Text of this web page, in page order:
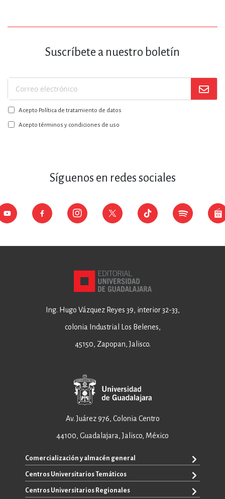
Suscríbete a nuestro boletín
Suscríbase
a
nuestro
boletín:
Acepto Política de tratamiento de datos
Acepto términos y condiciones de uso
Síguenos en redes sociales
Ing. Hugo Vázquez Reyes 39, interior 32-33,
colonia Industrial Los Belenes,
45150, Zapopan, Jalisco.
Av. Juárez 976, Colonia Centro
44100, Guadalajara, Jalisco, México
Comercialización y almacén general
+52 33 3640 6326
+52 33 3640 4595
Centros Universitarios Temáticos
CUAAD
Centros Universitarios Regionales